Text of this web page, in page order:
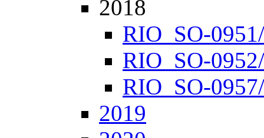
2018
RIO_SO-
RIO_SO-
RIO_SO-
2019